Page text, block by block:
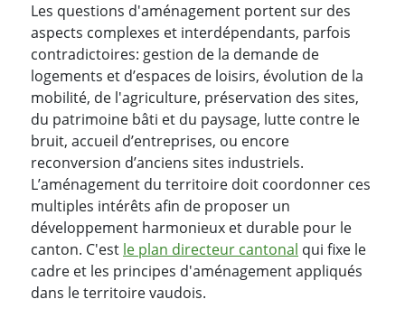
Les questions d'aménagement portent sur des
aspects complexes et interdépendants, parfois
contradictoires: gestion de la demande de
logements et d’espaces de loisirs, évolution de la
mobilité, de l'agriculture, préservation des sites,
du patrimoine bâti et du paysage, lutte contre le
bruit, accueil d’entreprises, ou encore
reconversion d’anciens sites industriels.
L’aménagement du territoire doit coordonner ces
multiples intérêts afin de proposer un
développement harmonieux et durable pour le
canton. C'est le plan directeur cantonal qui fixe le
cadre et les principes d'aménagement appliqués
dans le territoire vaudois.